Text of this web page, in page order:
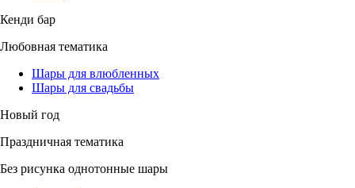
Кенди бар
Любовная тематика
Шары для влюбленных
Шары для свадьбы
Новый год
Праздничная тематика
Без рисунка однотонные шары